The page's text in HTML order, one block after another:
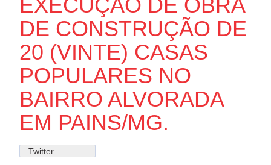
EXECUÇÃO DE OBRA
DE CONSTRUÇÃO DE
20 (VINTE) CASAS
POPULARES NO
BAIRRO ALVORADA
EM PAINS/MG.
Twitter